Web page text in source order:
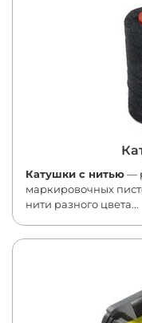
Катушки с нитью—
маркировочных
нити разного цвета...